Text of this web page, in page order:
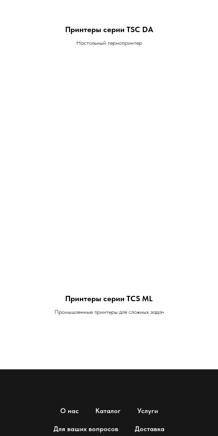
Принтеры серии TSC DA
Настольный термопринтер
Принтеры серии TCS ML
Промышленные принтеры для сложных задач
О нас Каталог Услуги
Для ваших вопросов Доставка